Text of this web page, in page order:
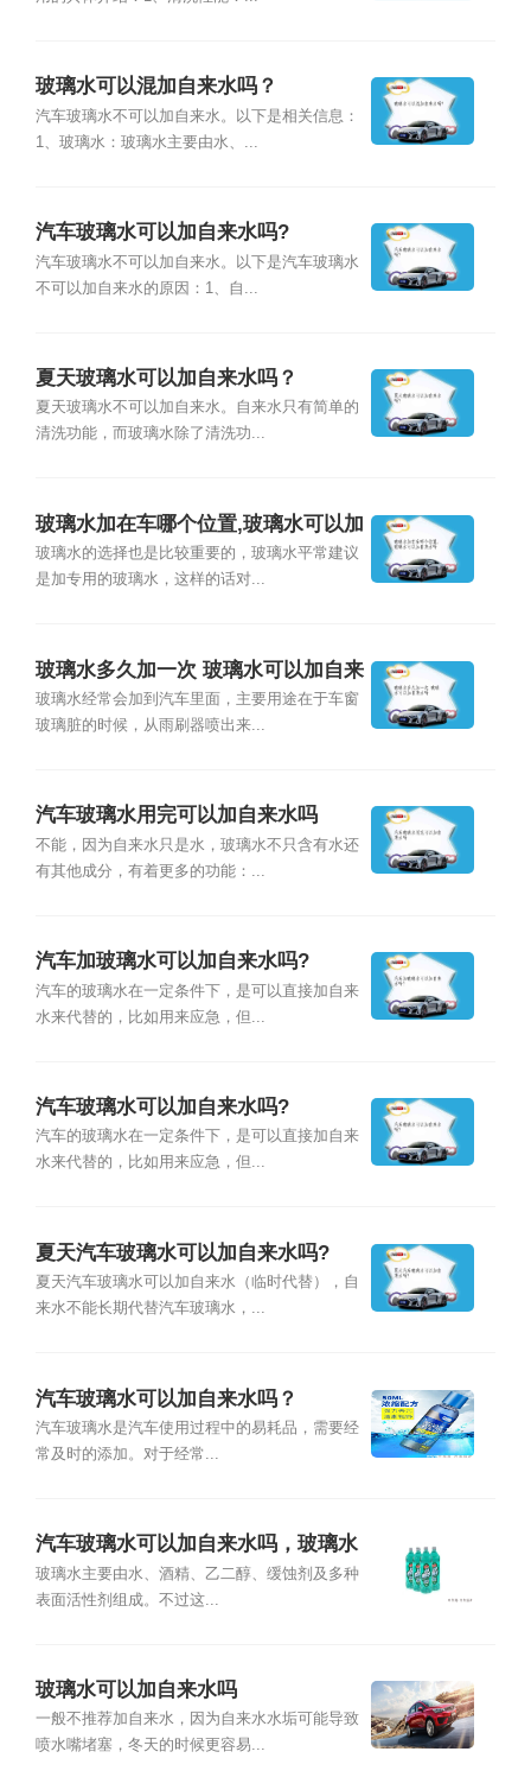
玻璃水可以混加自来水吗？
汽车玻璃水不可以加自来水。以下是相关信息：
1、玻璃水：玻璃水主要由水、...
汽车玻璃水可以加自来水吗?
汽车玻璃水不可以加自来水。以下是汽车玻璃水
不可以加自来水的原因：1、自...
夏天玻璃水可以加自来水吗？
夏天玻璃水不可以加自来水。自来水只有简单的
清洗功能，而玻璃水除了清洗功...
玻璃水加在车哪个位置,玻璃水可以加
自来水吗
玻璃水的选择也是比较重要的，玻璃水平常建议
是加专用的玻璃水，这样的话对...
玻璃水多久加一次 玻璃水可以加自来
水吗
玻璃水经常会加到汽车里面，主要用途在于车窗
玻璃脏的时候，从雨刷器喷出来...
汽车玻璃水用完可以加自来水吗
不能，因为自来水只是水，玻璃水不只含有水还
有其他成分，有着更多的功能：...
汽车加玻璃水可以加自来水吗?
汽车的玻璃水在一定条件下，是可以直接加自来
水来代替的，比如用来应急，但...
汽车玻璃水可以加自来水吗?
汽车的玻璃水在一定条件下，是可以直接加自来
水来代替的，比如用来应急，但...
夏天汽车玻璃水可以加自来水吗?
夏天汽车玻璃水可以加自来水（临时代替），自
来水不能长期代替汽车玻璃水，...
汽车玻璃水可以加自来水吗？
汽车玻璃水是汽车使用过程中的易耗品，需要经
常及时的添加。对于经常...
汽车玻璃水可以加自来水吗，玻璃水
可以兑自来水吗
玻璃水主要由水、酒精、乙二醇、缓蚀剂及多种
表面活性剂组成。不过这...
玻璃水可以加自来水吗
一般不推荐加自来水，因为自来水水垢可能导致
喷水嘴堵塞，冬天的时候更容易...